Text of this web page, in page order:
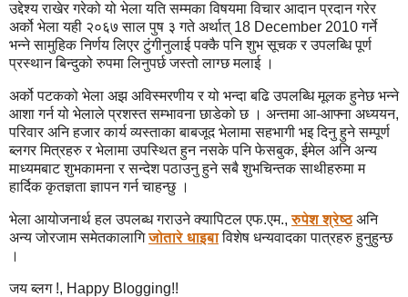
उद्देश्य राखेर गरेको यो भेला यति सम्मका विषयमा विचार आदान प्रदान गरेर
अर्को भेला यही २०६७ साल पुष ३ गते अर्थात् 18 December 2010 गर्ने
भन्ने सामुहिक निर्णय लिएर टुंगीनुलाई पक्कै पनि शुभ सूचक र उपलब्धि पूर्ण
प्रस्थान बिन्दुको रुपमा लिनुपर्छ जस्तो लाग्छ मलाई ।
अर्को पटकको भेला अझ अविस्मरणीय र यो भन्दा बढि उपलब्धि मूलक हुनेछ भन्ने
आशा गर्न यो भेलाले प्रशस्त सम्भावना छाडेको छ । अन्तमा आ-आफ्ना अध्ययन,
परिवार अनि हजार कार्य व्यस्ताका बाबजूद भेलामा सहभागी भइ दिनु हुने सम्पूर्ण
ब्लगर मित्रहरु र भेलामा उपस्थित हुन नसके पनि फेसबुक, ईमेल अनि अन्य
माध्यमबाट शुभकामना र सन्देश पठाउनु हुने सबै शुभचिन्तक साथीहरुमा म
हार्दिक कृतज्ञता ज्ञापन गर्न चाहन्छु ।
भेला आयोजनार्थ हल उपलब्ध गराउने क्यापिटल एफ.एम.,रुपेश श्रेष्ठअनि
अन्य जोरजाम समेतकालागिजोतारे धाइबाविशेष धन्यवादका पात्रहरु हुनुहुन्छ
।
जय ब्लग !, Happy Blogging!!